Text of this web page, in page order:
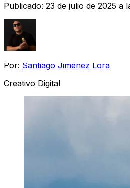
Publicado: 23 de julio de 2025 a
Por: Santiago Jiménez Lora
Creativo Digital